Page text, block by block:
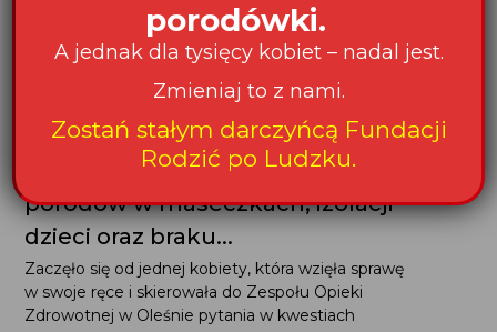
Interweniujemy w Oleśnie ws.
porodów w maseczkach, izolacji
dzieci oraz braku...
Zaczęło się od jednej kobiety, która wzięła sprawę
w swoje ręce i skierowała do Zespołu Opieki
Zdrowotnej w Oleśnie pytania w kwestiach
porodówki.
A jednak dla tysięcy kobiet – nadal jest.
Zmieniaj to z nami.
Zostań stałym darczyńcą Fundacji
Rodzić po Ludzku.